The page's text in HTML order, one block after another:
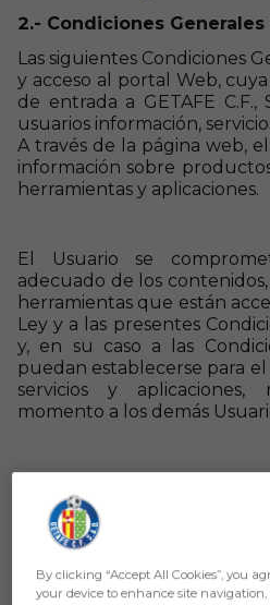
2.- Condiciones Generales
Las siguientes Condiciones
y acceso al portal Web,
de entrada a GETAFE C.F.,
usuarios información,
A través de la página web,
información sobre
herramientas y aplicaciones.
El Usuario se
adecuado de los contenidos,
herramientas que están
Ley y a las presentes
y, en su caso a las
puedan establecerse para
servicios y
momento a los demás
Usuario de las presentes
Uso, GETAFE C.F., S.A.D.
denegar el acceso a los
previo aviso al Usuario.
By clicking “Accept All Cookies”, you
your device to enhance site